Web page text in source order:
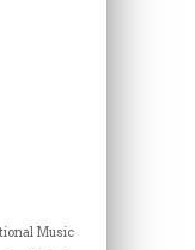
Music